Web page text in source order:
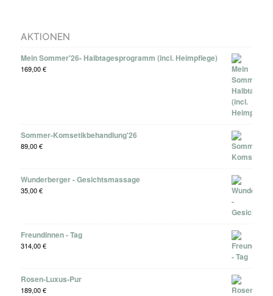
AKTIONEN
Mein Sommer'26- Halbtagesprogramm (incl. Heimpflege)
169,00€
Sommer-Komsetikbehandlung'26
89,00€
Wunderberger - Gesichtsmassage
35,00€
Freundinnen - Tag
314,00€
Rosen-Luxus-Pur
189,00€